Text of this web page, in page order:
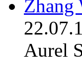
Zhang
Aurel